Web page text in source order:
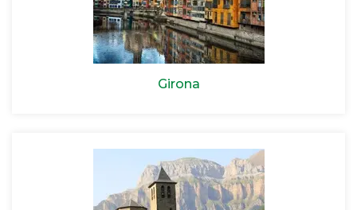
Girona